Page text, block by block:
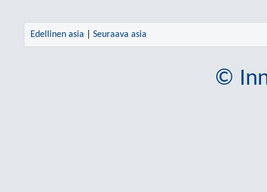
Edellinen asia Seuraava asia
©